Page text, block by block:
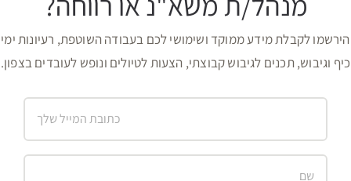
הירשמו לקבלת מידע ממוקד ושימושי לכם בעבודה השוטפת, רעיונות ימי
כיף וגיבוש, תכנים לגיבוש קבוצתי, הצעות לטיולים ונופש לעובדים בצפון.